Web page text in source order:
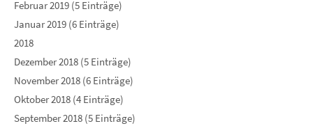
Februar 2019 (5 Einträge)
Januar 2019 (6 Einträge)
2018
Dezember 2018 (5 Einträge)
November 2018 (6 Einträge)
Oktober 2018 (4 Einträge)
September 2018 (5 Einträge)